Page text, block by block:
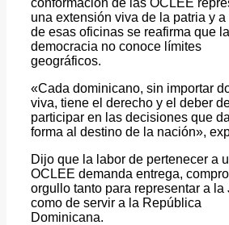
una extensión viva de la patria y a
de esas oficinas se reafirma que la
democracia no conoce límites
geográficos.
«Cada dominicano, sin importar
viva, tiene el derecho y el deber
participar en las decisiones que
forma al destino de la nación»,
Dijo que la labor de pertenecer a
OCLEE demanda entrega,
orgullo tanto para representar a la
como de servir a la República
Dominicana.